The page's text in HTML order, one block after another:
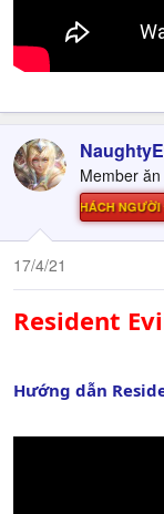
Member
NGƯỜI ĐỌC
17/4/21
Resident
Hướng dẫn